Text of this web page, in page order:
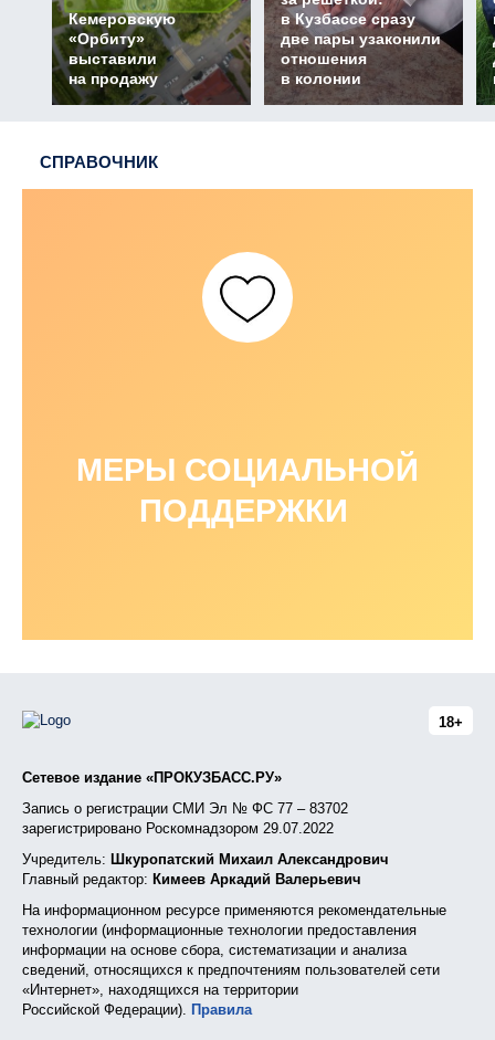
Кемеровскую
«Орбиту»
выставили
на продажу
в Кузбассе сразу
две пары узаконили
отношения
в колонии
СПРАВОЧНИК
МЕРЫ СОЦИАЛЬНОЙ
ПОДДЕРЖКИ
18+
Сетевое издание «ПРОКУЗБАСС.РУ»
Запись о регистрации СМИ Эл № ФС 77 – 83702
зарегистрировано Роскомнадзором 29.07.2022
Учредитель: Шкуропатский Михаил Александрович
Главный редактор: Кимеев Аркадий Валерьевич
На информационном ресурсе применяются рекомендательные
технологии (информационные технологии предоставления
информации на основе сбора, систематизации и анализа
сведений, относящихся к предпочтениям пользователей сети
«Интернет», находящихся на территории
Российской Федерации).
Правила